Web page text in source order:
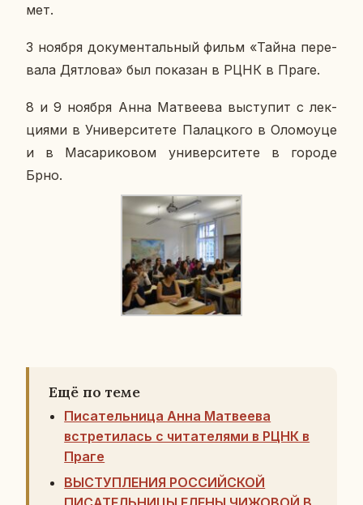
мет.
3 ноября до­ку­мен­таль­ный фильм «Тайна пе­ре­
ва­ла Дят­ло­ва» был по­ка­зан в РЦНК в Праге.
8 и 9 ноября Анна Мат­ве­е­ва вы­сту­пит с лек­
ци­я­ми в Уни­вер­си­те­те Па­лац­ко­го в Оло­мо­уце
и в Ма­са­ри­ко­вом уни­вер­си­те­те в городе
Брно.
Ещё по теме
Писательница Анна Матвеева
встретилась с читателями в РЦНК в
Праге
ВЫСТУПЛЕНИЯ РОССИЙСКОЙ